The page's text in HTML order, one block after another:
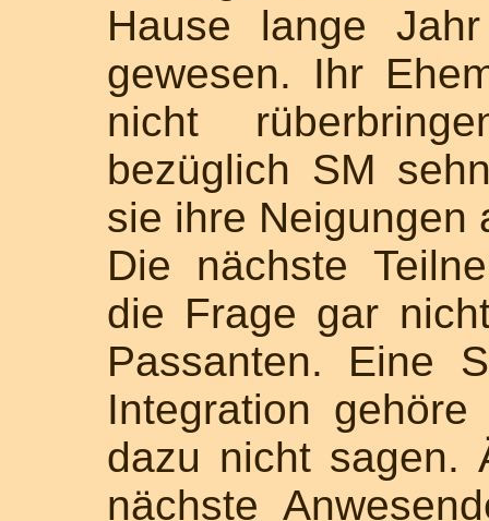
Hause lange
gewesen. Ihr
nicht
bezüglich SM
sie ihre Neigungen
Die nächste
die Frage gar
Passanten. Eine
Integration
dazu nicht sagen.
nächste